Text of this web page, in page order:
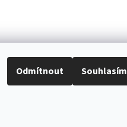
Odmítnout Souhlasím